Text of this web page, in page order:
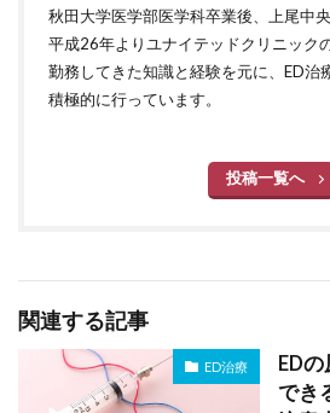
秋田大学医学部医学科卒業後、上尾中
平成26年よりユナイテッドクリニック
勤務してきた知識と経験を元に、ED治
積極的に行っています。
投稿一覧へ
関連する記事
ED治療
ED
でき